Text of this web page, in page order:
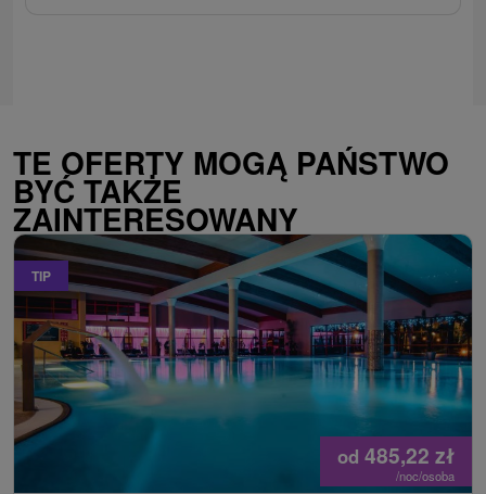
TE OFERTY MOGĄ PAŃSTWO
BYĆ TAKŻE
ZAINTERESOWANY
TIP
od 485,22 zł
/noc/osoba